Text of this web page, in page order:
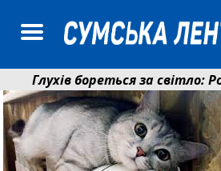
Глухів бореться за світло:
Пенсійний фонд Сумщини